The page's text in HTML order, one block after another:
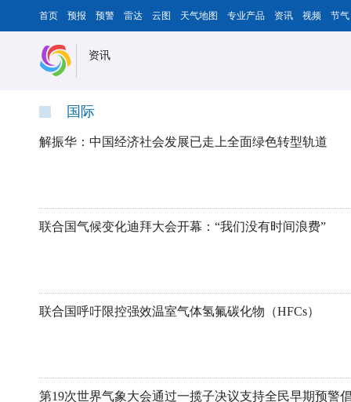
首页 预报 预警 雷达 云图 天气地图 专业产品 资讯 视频 节气
资讯
国际
解振华：中国经济社会发展已走上全面绿色转型轨道
联合国气候变化迪拜大会开幕：“我们没有时间浪费”
联合国呼吁限控强效温室气体氢氟碳化物（HFCs）
第19次世界气象大会通过一揽子决议支持全民早期预警